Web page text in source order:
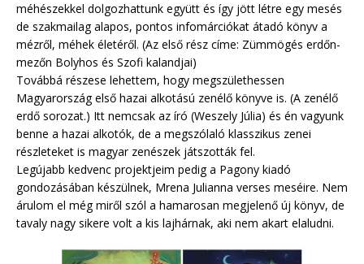
méhészekkel dolgozhattunk együtt és így jött létre egy mesés
de szakmailag alapos, pontos infomárciókat átadó könyv a
mézről, méhek életéről. (Az első rész címe: Zümmögés erdőn-
mezőn Bolyhos és Szofi kalandjai)
Továbbá részese lehettem, hogy megszülethessen
Magyarország első hazai alkotású zenélő könyve is. (A zenélő
erdő sorozat.) Itt nemcsak az író (Weszely Júlia) és én vagyunk
benne a hazai alkotók, de a megszólaló klasszikus zenei
részleteket is magyar zenészek játszották fel.
Legújabb kedvenc projektjeim pedig a Pagony kiadó
gondozásában készülnek, Mrena Julianna verses meséire. Nem
árulom el még miről szól a hamarosan megjelenő új könyv, de
tavaly nagy sikere volt a kis lajhárnak, aki nem akart elaludni.